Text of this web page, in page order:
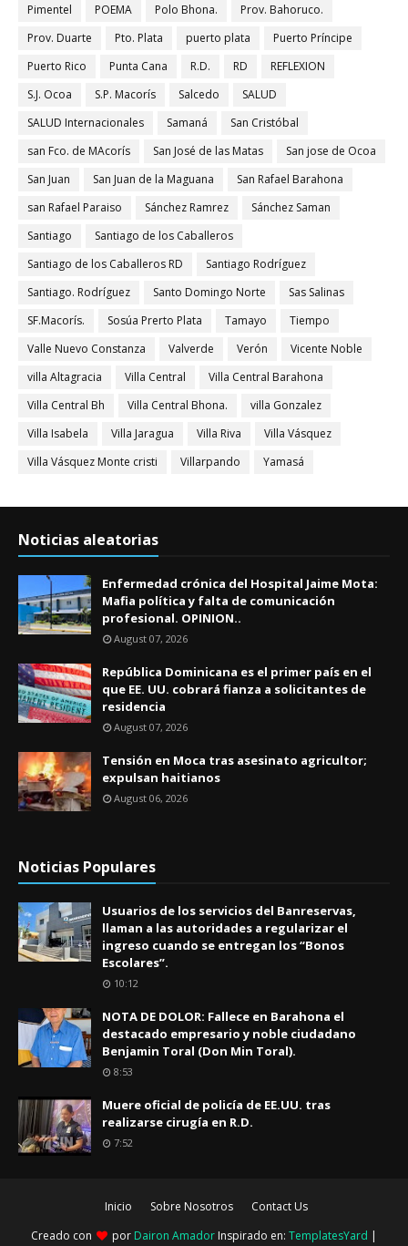
Pimentel
POEMA Polo Bhona.
Prov. Bahoruco.
Prov. Duarte
Pto. Plata puerto plata
Puerto Príncipe
Puerto Rico
Punta Cana R.D. RD
REFLEXION
S.J. Ocoa
S.P. Macorís Salcedo
SALUD
SALUD Internacionales
Samaná
San Cristóbal
san Fco. de MAcorís
San José de las Matas
San jose de Ocoa
San Juan
San Juan de la Maguana
San Rafael Barahona
san Rafael Paraiso
Sánchez Ramrez
Sánchez Saman
Santiago
Santiago de los Caballeros
Santiago de los Caballeros RD
Santiago Rodríguez
Santiago. Rodríguez
Santo Domingo Norte
Sas Salinas
SF.Macorís.
Sosúa Prerto Plata Tamayo
Tiempo
Valle Nuevo Constanza
Valverde Verón
Vicente Noble
villa Altagracia
Villa Central
Villa Central Barahona
Villa Central Bh
Villa Central Bhona.
villa Gonzalez
Villa Isabela
Villa Jaragua Villa Riva
Villa Vásquez
Villa Vásquez Monte cristi
Villarpando Yamasá
Noticias aleatorias
Enfermedad crónica del Hospital Jaime Mota:
Mafia política y falta de comunicación
profesional. OPINION..
August 07, 2026
República Dominicana es el primer país en el
que EE. UU. cobrará fianza a solicitantes de
residencia
August 07, 2026
Tensión en Moca tras asesinato agricultor;
expulsan haitianos
August 06, 2026
Noticias Populares
Usuarios de los servicios del Banreservas,
llaman a las autoridades a regularizar el
ingreso cuando se entregan los “Bonos
Escolares”.
10:12
NOTA DE DOLOR: Fallece en Barahona el
destacado empresario y noble ciudadano
Benjamin Toral (Don Min Toral).
8:53
Muere oficial de policía de EE.UU. tras
realizarse cirugía en R.D.
7:52
Inicio Sobre Nosotros
Contact Us
Creado con
por Dairon Amador Inspirado en: TemplatesYard |